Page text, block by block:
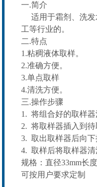
一.简介
适用于霜剂、洗发
工等行业的。
二.特点
1.粘稠液体取样。
2.准确方便。
3.单点取样
4.清洗方便。
三.操作步骤
1. 将组合好的取样
2. 将取样器插入到
3. 取出取样器后向
4. 取样后将取样器
规格：直径33mm长
可按用户要求定制